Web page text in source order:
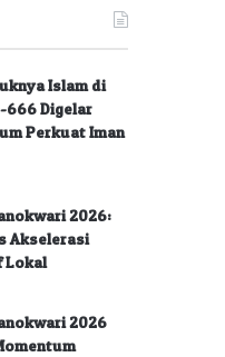
Islam di
666 Digelar
Perkuat Iman
2026:
Akselerasi
Lokal
2026